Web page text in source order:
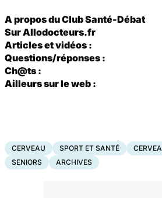
A propos du Club Santé-Débat
Sur Allodocteurs.fr
Articles et vidéos :
Questions/réponses :
Ch@ts :
Ailleurs sur le web :
CERVEAU SPORT ET SANTÉ
SENIORS
ARCHIVES